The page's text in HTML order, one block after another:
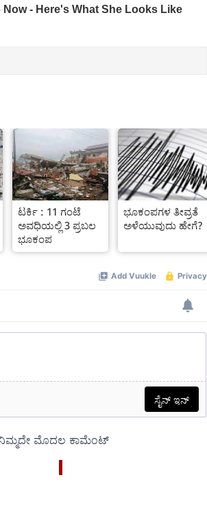
ಟರ್ಕಿ : 11 ಗಂಟೆ
ಅವಧಿಯಲ್ಲಿ 3 ಪ್ರಬಲ
ಭೂಕಂಪ
ಭೂಕಂಪಗಳ ತೀವ್ರತೆ
ಅಳೆಯುವುದು ಹೇಗೆ?